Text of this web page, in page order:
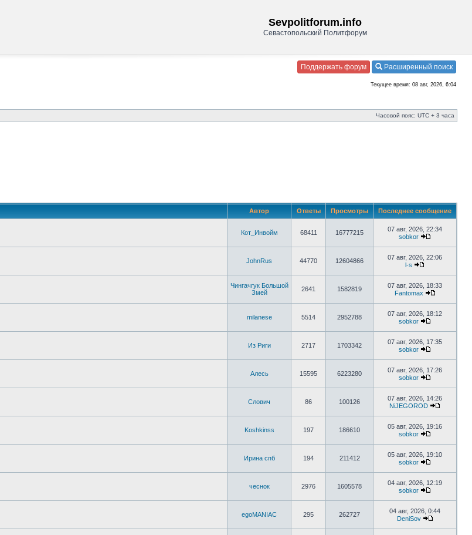
Sevpolitforum.info
Севастопольский Политфорум
Поддержать форум Расширенный поиск
Текущее время: 08 авг, 2026, 6:04
Часовой пояс: UTC + 3 часа
Автор Ответы Просмотры Последнее сообщение
Кот_Инвойм 68411 16777215
07 авг, 2026, 22:34
sobkor
JohnRus 44770 12604866
07 авг, 2026, 22:06
l-s
Чингачгук Большой
Змей
2641 1582819
07 авг, 2026, 18:33
Fantomax
milanese 5514 2952788
07 авг, 2026, 18:12
sobkor
Из Риги 2717 1703342
07 авг, 2026, 17:35
sobkor
Алесь 15595 6223280
07 авг, 2026, 17:26
sobkor
Слович 86 100126
07 авг, 2026, 14:26
NiJEGOROD
Koshkinss 197 186610
05 авг, 2026, 19:16
sobkor
Ирина спб 194 211412
05 авг, 2026, 19:10
sobkor
чеснок 2976 1605578
04 авг, 2026, 12:19
sobkor
egoMANIAC 295 262727
04 авг, 2026, 0:44
DeniSov